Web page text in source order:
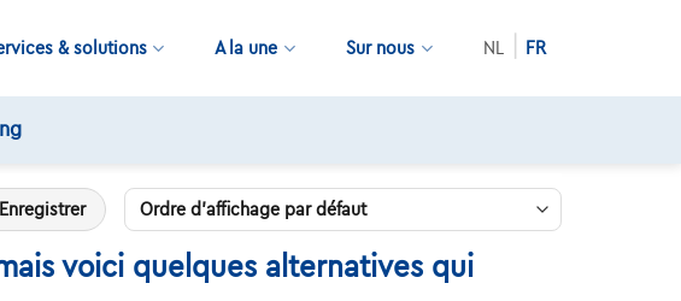
& solutions A la une Sur nous NL FR
Enregistrer
voici quelques alternatives qui